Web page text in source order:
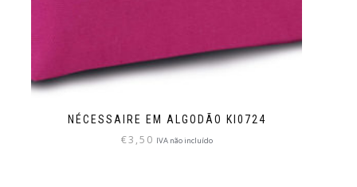
NÉCESSAIRE EM ALGODÃO KI0724
€3,50 IVA não incluído